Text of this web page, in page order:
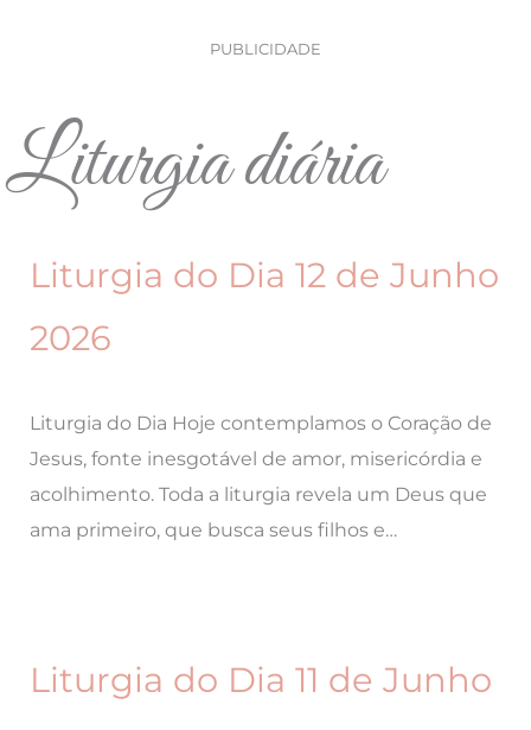
PUBLICIDADE
Liturgia diária
Liturgia do Dia 12 de Junho
2026
Liturgia do Dia Hoje contemplamos o Coração de
Jesus, fonte inesgotável de amor, misericórdia e
acolhimento. Toda a liturgia revela um Deus que
ama primeiro, que busca seus filhos e…
Liturgia do Dia 11 de Junho